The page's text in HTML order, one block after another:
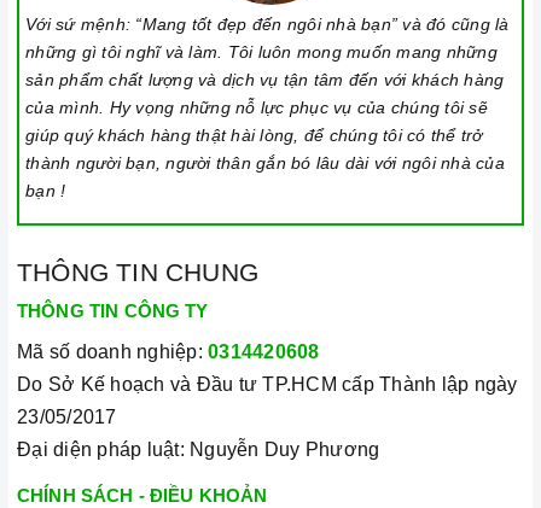
Với sứ mệnh: “Mang tốt đẹp đến ngôi nhà bạn” và đó cũng là
những gì tôi nghĩ và làm. Tôi luôn mong muốn mang những
sản phẩm chất lượng và dịch vụ tận tâm đến với khách hàng
của mình. Hy vọng những nỗ lực phục vụ của chúng tôi sẽ
giúp quý khách hàng thật hài lòng, để chúng tôi có thể trở
thành người bạn, người thân gắn bó lâu dài với ngôi nhà của
bạn !
THÔNG TIN CHUNG
THÔNG TIN CÔNG TY
Mã số doanh nghiệp: 0314420608
Do Sở Kế hoạch và Đầu tư TP.HCM cấp Thành lập ngày
23/05/2017
Đại diện pháp luật: Nguyễn Duy Phương
CHÍNH SÁCH - ĐIỀU KHOẢN